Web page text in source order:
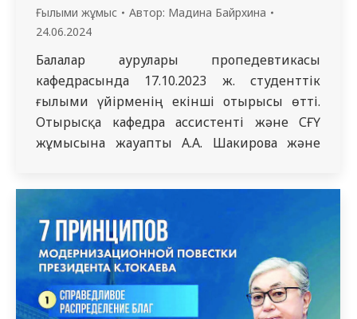
Ғылыми жұмыс Автор: Мадина Байрхина
24.06.2024
Балалар аурулары пропедевтикасы
кафедрасында 17.10.2023 ж. студенттік
ғылыми үйірменің екінші отырысы өтті.
Отырысқа кафедра ассистенті және СҒҮ
жұмысына жауапты А.А. Шакирова және
Өміртаев Арнур баяндама жасады.
Презентация үйірме мүшелері арасында
үлкен қызығушылық тудырды. Баяндама
барысында Арнур осы аурудың мәні мен
сипаттамаларын егжей-тегжейлі және…